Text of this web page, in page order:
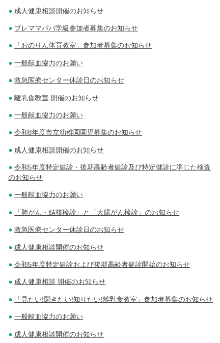
成人健康相談開催のお知らせ
プレママパパ学級参加者募集のお知らせ
「おのりん体育教室」参加者募集のお知らせ
一般献血協力のお願い
救急医療センター休診日のお知らせ
離乳食教室 開催のお知らせ
一般献血協力のお願い
令和8年度市立幼稚園園児募集のお知らせ
成人健康相談開催のお知らせ
令和5年度特定健診・後期高齢者健診及び特定健診に準じた検査
のお知らせ
一般献血協力のお願い
「肺がん・結核検診」と「大腸がん検診」のお知らせ
救急医療センター休診日のお知らせ
成人健康相談開催のお知らせ
令和5年度特定健診および後期高齢者健診開始のお知らせ
成人健康相談 開催のお知らせ
「見たい!聞きたい!知りたい!離乳食教室」参加者募集のお知らせ
一般献血協力のお願い
成人健康相談開催のお知らせ